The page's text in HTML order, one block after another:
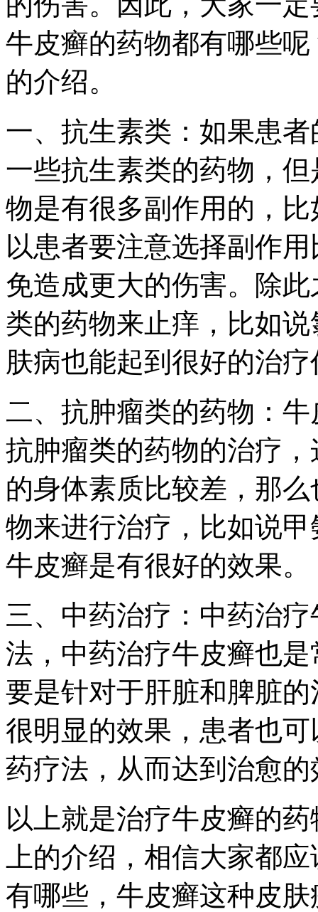
牛皮癣的药物都有哪些
的介绍。
一、抗生素类：如果患
一些抗生素类的药物，
物是有很多副作用的，
以患者要注意选择副作
免造成更大的伤害。除
类的药物来止痒，比如
肤病也能起到很好的治
二、抗肿瘤类的药物：
抗肿瘤类的药物的治疗
的身体素质比较差，那
物来进行治疗，比如说
牛皮癣是有很好的效果。
三、中药治疗：中药治
法，中药治疗牛皮癣也
要是针对于肝脏和脾脏
很明显的效果，患者也
药疗法，从而达到治愈的
以上就是治疗牛皮癣的
上的介绍，相信大家都
有哪些，牛皮癣这种皮